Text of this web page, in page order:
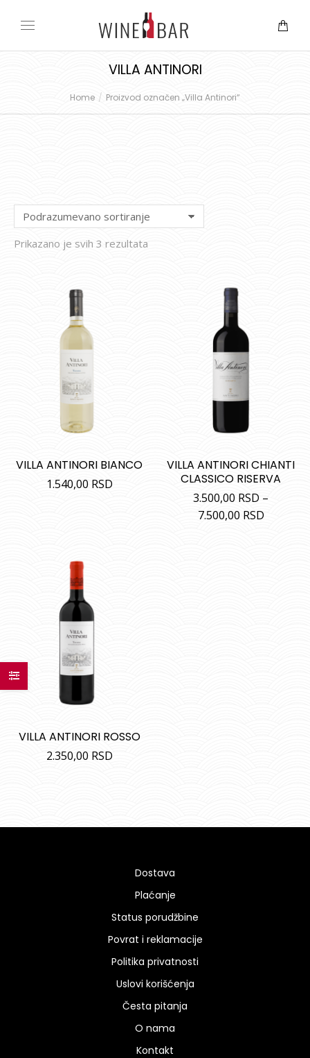
VILLA ANTINORI
You are here:
Home Proizvod označen „Villa Antinori“
Prikazano je svih 3 rezultata
VILLA ANTINORI BIANCO
1.540,00 RSD
VILLA ANTINORI CHIANTI
CLASSICO RISERVA
3.500,00 RSD –
7.500,00 RSD
VILLA ANTINORI ROSSO
2.350,00 RSD
Dostava
Plaćanje
Status porudžbine
Povrat i reklamacije
Politika privatnosti
Uslovi korišćenja
Česta pitanja
O nama
Kontakt